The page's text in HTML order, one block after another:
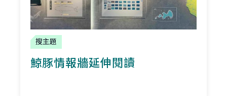
搜主題
鯨豚情報牆延伸閱讀